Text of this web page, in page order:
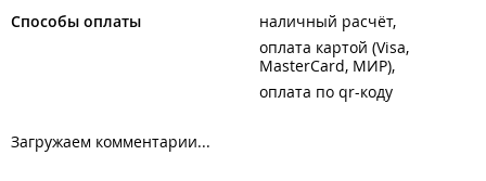
Способы оплаты
наличный расчёт
оплата картой (Visa,
MasterCard, МИР)
оплата по qr-коду
Загружаем комментарии...